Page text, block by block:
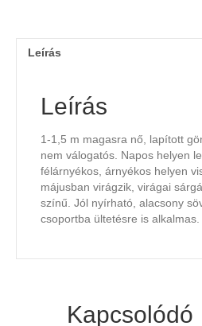
Leírás
Leírás
1-1,5 m magasra nő, lapított
nem válogatós. Napos helyen
félárnyékos, árnyékos helyen
májusban virágzik, virágai
színű. Jól nyírható, alacsony
csoportba ültetésre is alkalmas.
Kapcsolódó